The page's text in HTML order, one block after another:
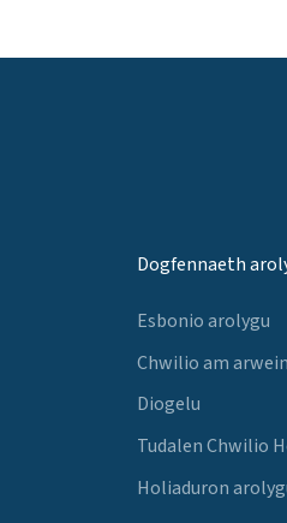
Dogfennaeth
Esbonio arolygu
Chwilio am
Diogelu
Tudalen Chwilio
Holiaduron